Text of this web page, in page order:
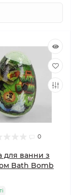
0
для ванни з
Bath Bomb